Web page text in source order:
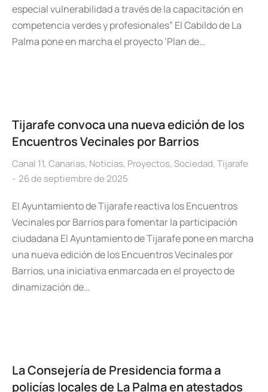
especial vulnerabilidad a través de la capacitación en
competencia verdes y profesionales” El Cabildo de La
Palma pone en marcha el proyecto ‘Plan de…
Tijarafe convoca una nueva edición de los
Encuentros Vecinales por Barrios
Canal 11, Canarias, Noticias, Proyectos, Sociedad, Tijarafe
26 de septiembre de 2025
El Ayuntamiento de Tijarafe reactiva los Encuentros
Vecinales por Barrios para fomentar la participación
ciudadana El Ayuntamiento de Tijarafe pone en marcha
una nueva edición de los Encuentros Vecinales por
Barrios, una iniciativa enmarcada en el proyecto de
dinamización de…
La Consejería de Presidencia forma a
policías locales de La Palma en atestados